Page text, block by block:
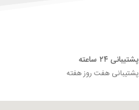
پشتیبانی ۲۴ ساعته
پشتیبانی هفت روز هفته